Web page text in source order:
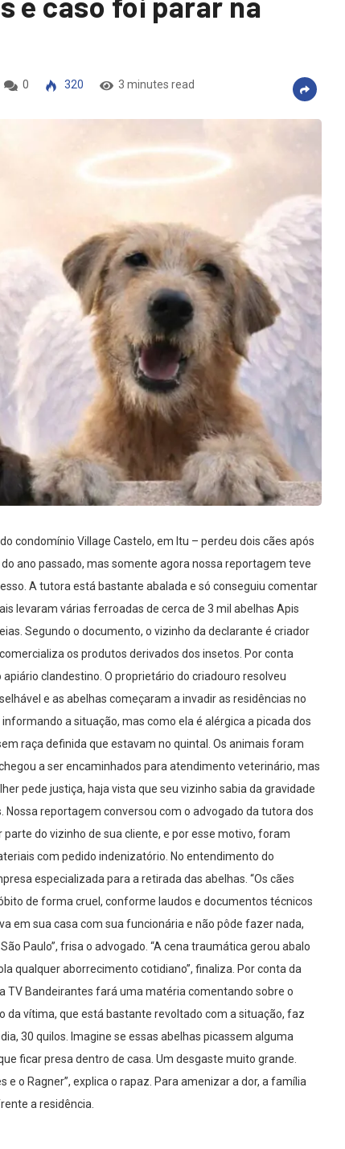
0 320 3 minutes read
condomínio Village Castelo, em Itu – perdeu dois cães após
ano passado, mas somente agora nossa reportagem teve
A tutora está bastante abalada e só conseguiu comentar
levaram várias ferroadas de cerca de 3 mil abelhas Apis
Segundo o documento, o vizinho da declarante é criador
os produtos derivados dos insetos. Por conta
clandestino. O proprietário do criadouro resolveu
e as abelhas começaram a invadir as residências no
a situação, mas como ela é alérgica a picada dos
raça definida que estavam no quintal. Os animais foram
a ser encaminhados para atendimento veterinário, mas
pede justiça, haja vista que seu vizinho sabia da gravidade
reportagem conversou com o advogado da tutora dos
do vizinho de sua cliente, e por esse motivo, foram
com pedido indenizatório. No entendimento do
especializada para a retirada das abelhas. “Os cães
de forma cruel, conforme laudos e documentos técnicos
em sua casa com sua funcionária e não pôde fazer nada,
Paulo”, frisa o advogado. “A cena traumática gerou abalo
qualquer aborrecimento cotidiano”, finaliza. Por conta da
TV Bandeirantes fará uma matéria comentando sobre o
da vítima, que está bastante revoltado com a situação, faz
30 quilos. Imagine se essas abelhas picassem alguma
ficar presa dentro de casa. Um desgaste muito grande.
o Ragner”, explica o rapaz. Para amenizar a dor, a família
a residência.